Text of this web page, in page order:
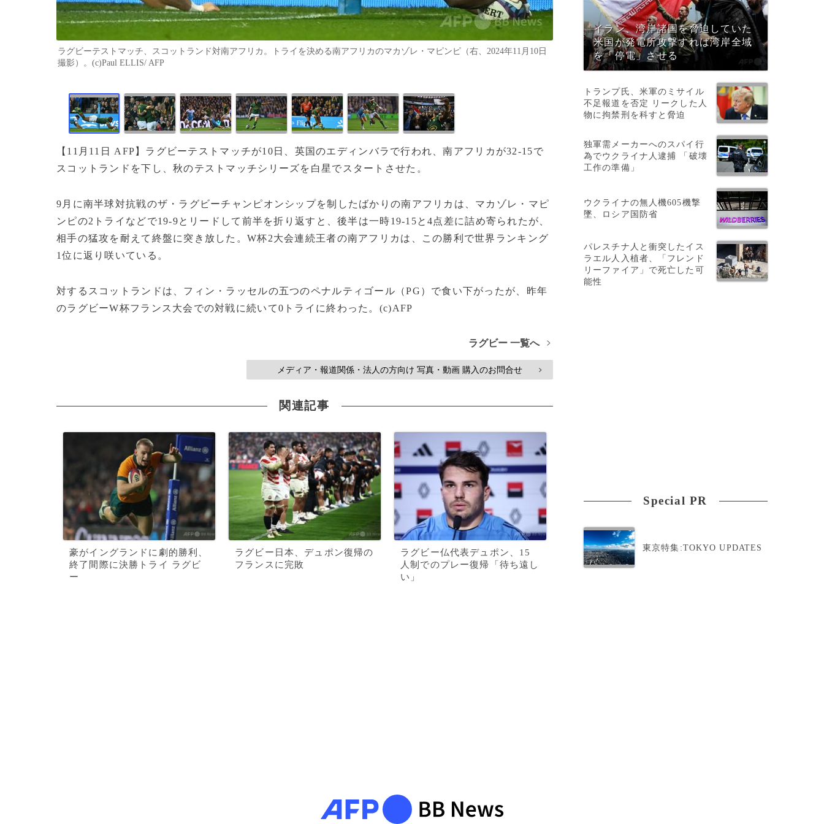
ラグビーテストマッチ、スコットランド対南アフリカ。トライを決める南アフリカのマカゾレ・マピンピ（右、2024年11月10日
撮影）。(c)Paul ELLIS/ AFP
【11月11日 AFP】ラグビーテストマッチが10日、英国のエディンバラで行われ、南アフリカが32-15で
スコットランドを下し、秋のテストマッチシリーズを白星でスタートさせた。
9月に南半球対抗戦のザ・ラグビーチャンピオンシップを制したばかりの南アフリカは、マカゾレ・マピ
ンピの2トライなどで19-9とリードして前半を折り返すと、後半は一時19-15と4点差に詰め寄られたが、
相手の猛攻を耐えて終盤に突き放した。W杯2大会連続王者の南アフリカは、この勝利で世界ランキング
1位に返り咲いている。
対するスコットランドは、フィン・ラッセルの五つのペナルティゴール（PG）で食い下がったが、昨年
のラグビーW杯フランス大会での対戦に続いて0トライに終わった。(c)AFP
ラグビー 一覧へ >
メディア・報道関係・法人の方向け 写真・動画 購入のお問合せ >
関連記事
豪がイングランドに劇的勝利、
終了間際に決勝トライ ラグビ
ー
ラグビー日本、デュポン復帰の
フランスに完敗
ラグビー仏代表デュポン、15
人制でのプレー復帰「待ち遠し
い」
イラン、湾岸諸国を脅迫していた
米国が発電所攻撃すれば湾岸全域
を「停電」させる
トランプ氏、米軍のミサイル
不足報道を否定 リークした人
物に拘禁刑を科すと脅迫
独軍需メーカーへのスパイ行
為でウクライナ人逮捕 「破壊
工作の準備」
ウクライナの無人機605機撃
墜、ロシア国防省
パレスチナ人と衝突したイス
ラエル人入植者、「フレンド
リーファイア」で死亡した可
能性
Special PR
東京特集:TOKYO UPDATES